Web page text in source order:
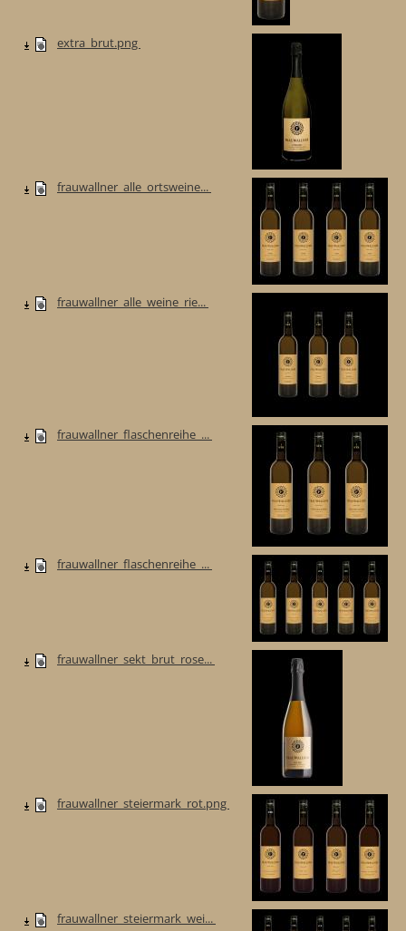
extra_brut.png
frauwallner_alle_ortsweine...
frauwallner_alle_weine_rie...
frauwallner_flaschenreihe_...
frauwallner_flaschenreihe_...
frauwallner_sekt_brut_rose...
frauwallner_steiermark_rot.png
frauwallner_steiermark_wei...